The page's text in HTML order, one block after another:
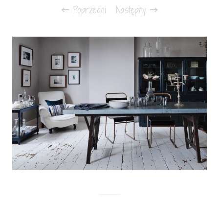
Poprzedni Następny